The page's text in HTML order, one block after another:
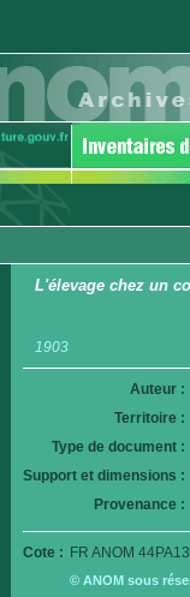
L'élevage chez un
1903
Auteur :
Territoire :
Type de document :
Support et dimensions :
Provenance :
Cote : FR ANOM
© ANOM sous